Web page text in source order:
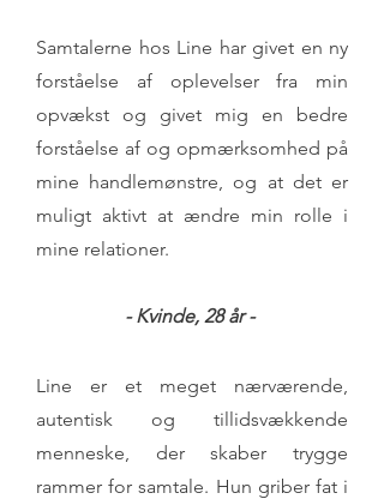
Samtalerne hos Line har givet en ny
forståelse af oplevelser fra min
opvækst og givet mig en bedre
forståelse af og opmærksomhed på
mine handlemønstre, og at det er
muligt aktivt at ændre min rolle i
mine relationer.
- Kvinde, 28 år -
Line er et meget nærværende,
autentisk og tillidsvækkende
menneske, der skaber trygge
rammer for samtale. Hun griber fat i